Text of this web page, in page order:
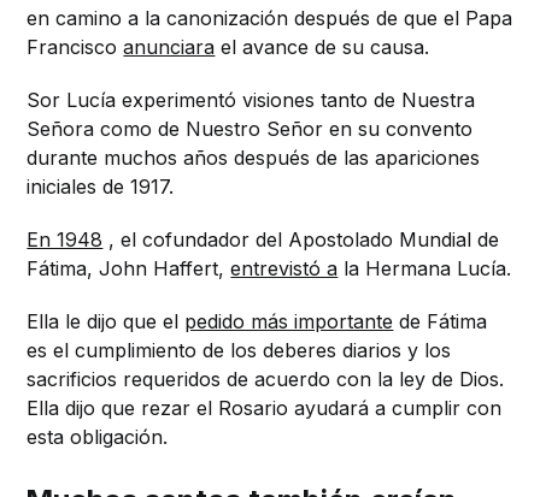
en camino a la canonización después de que el Papa
Franciscoanunciara el avance de su causa.
Sor Lucía experimentó visiones tanto de Nuestra
Señora como de Nuestro Señor en su convento
durante muchos años después de las apariciones
iniciales de 1917.
En 1948 , el cofundador del Apostolado Mundial de
Fátima, John Haffert,entrevistó a la Hermana Lucía.
Ella le dijo que el pedido más importante de Fátima
es el cumplimiento de los deberes diarios y los
sacrificios requeridos de acuerdo con la ley de Dios.
Ella dijo que rezar el Rosario ayudará a cumplir con
esta obligación.